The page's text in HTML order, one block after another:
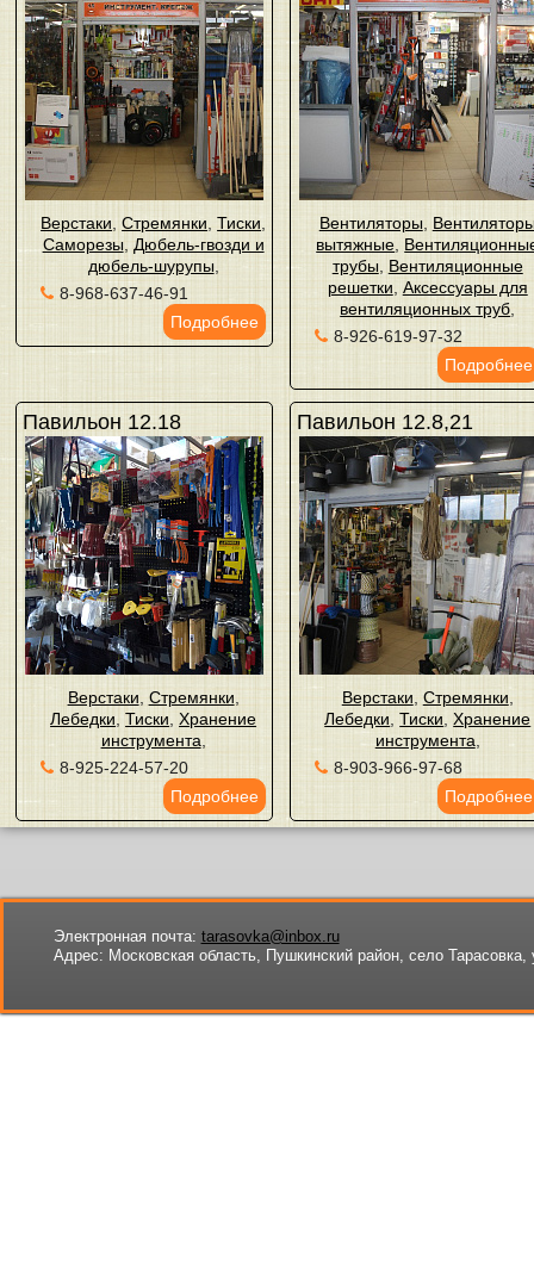
Верстаки ,Стремянки ,Тиски
Саморезы, Дюбель-гвозди и
дюбель-шурупы,
8-968-637-46-91
Подробнее
Вентиляторы,
вытяжные
трубы, Вентиляционные
решетки Аксессуары для
вентиляционных труб
8-926-619-97-32
Подробнее
Павильон 12.18
Верстаки Стремянки
Лебедки ,Тиски ,Хранение
инструмента
8-925-224-57-20
Подробнее
Павильон 12.8,21
Верстаки Стремянки
Лебедки ,Тиски ,Хранение
инструмента
8-903-966-97-68
Подробнее
Электронная почта: tarasovka@inbox.ru
Адрес: Московская область, Пушкинский район, село